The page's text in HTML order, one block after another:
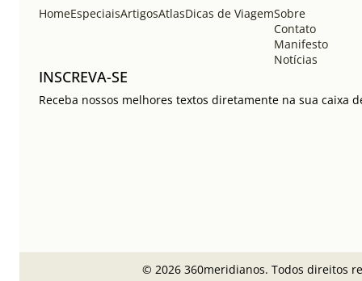
HomeEspeciaisArtigosAtlasDicas de ViagemSobre
Contato
Manifesto
Notícias
INSCREVA-SE
Receba nossos melhores textos diretamente na sua caixa
© 2026 360meridianos. Todos direitos